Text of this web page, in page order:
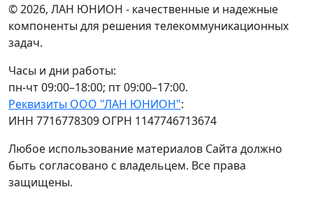
© 2026, ЛАН ЮНИОН - качественные и надежные
компоненты для решения телекоммуникационных
задач.
Часы и дни работы:
пн-чт 09:00–18:00; пт 09:00–17:00.
Реквизиты ООО "ЛАН ЮНИОН":
ИНН 7716778309 ОГРН 1147746713674
Любое использование материалов Сайта должно
быть согласовано с владельцем. Все права
защищены.